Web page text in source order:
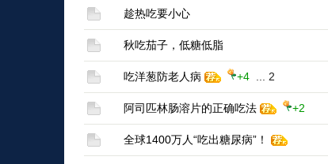
趁热吃要小心
秋吃茄子，低糖低脂
吃洋葱防老人病 +4 2
阿司匹林肠溶片的正确吃法 +2
全球1400万人“吃出糖尿病”！